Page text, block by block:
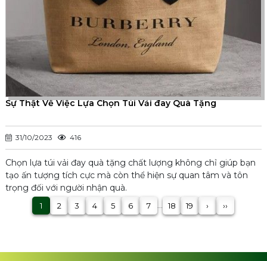
Sự Thật Về Việc Lựa Chọn Túi Vải đay Quà Tặng
31/10/2023 416
Chọn lựa túi vải đay quà tặng chất lượng không chỉ giúp bạn
tạo ấn tượng tích cực mà còn thể hiện sự quan tâm và tôn
trọng đối với người nhận quà.
1 2 3 4 5 6 7 ... 18 19 › ››